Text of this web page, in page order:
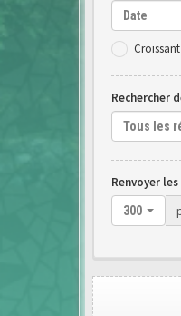
Date
Croissant
Rechercher
Tous les
Renvoyer les
300